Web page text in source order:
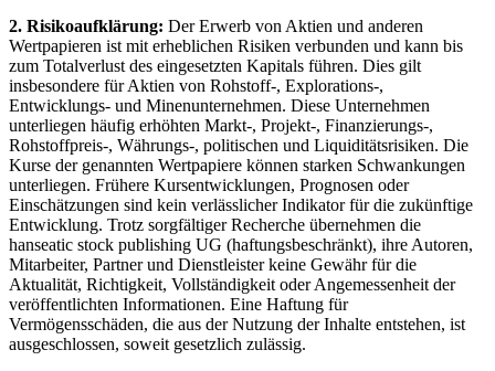
2. Risikoaufklärung: Der Erwerb von Aktien und anderen
Wertpapieren ist mit erheblichen Risiken verbunden und kann bis
zum Totalverlust des eingesetzten Kapitals führen. Dies gilt
insbesondere für Aktien von Rohstoff-, Explorations-,
Entwicklungs- und Minenunternehmen. Diese Unternehmen
unterliegen häufig erhöhten Markt-, Projekt-, Finanzierungs-,
Rohstoffpreis-, Währungs-, politischen und Liquiditätsrisiken. Die
Kurse der genannten Wertpapiere können starken Schwankungen
unterliegen. Frühere Kursentwicklungen, Prognosen oder
Einschätzungen sind kein verlässlicher Indikator für die zukünftige
Entwicklung. Trotz sorgfältiger Recherche übernehmen die
hanseatic stock publishing UG (haftungsbeschränkt), ihre Autoren,
Mitarbeiter, Partner und Dienstleister keine Gewähr für die
Aktualität, Richtigkeit, Vollständigkeit oder Angemessenheit der
veröffentlichten Informationen. Eine Haftung für
Vermögensschäden, die aus der Nutzung der Inhalte entstehen, ist
ausgeschlossen, soweit gesetzlich zulässig.